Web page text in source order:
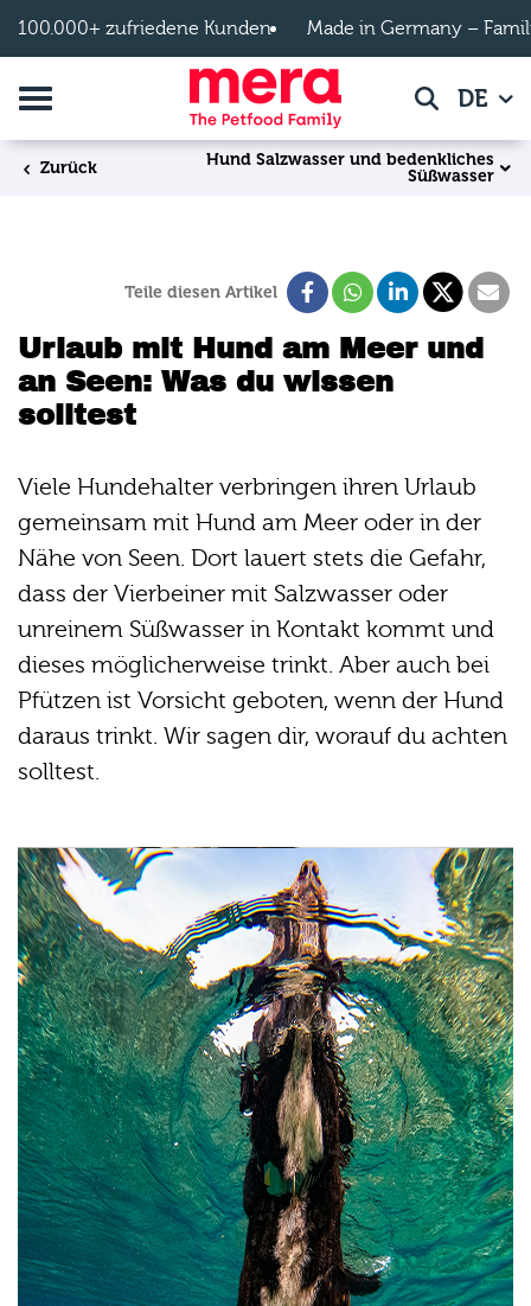
100.000+ zufriedene Kunden Made in Germany –
Navigation umschalten SucheDE
Zurück
Hund Salzwasser und bedenkliches
Süßwasser
Teile diesen Artikel
Urlaub mit Hund am Meer und
an Seen: Was du wissen
solltest
Viele Hundehalter verbringen ihren Urlaub
gemeinsam mit Hund am Meer oder in der
Nähe von Seen. Dort lauert stets die Gefahr,
dass der Vierbeiner mit Salzwasser oder
unreinem Süßwasser in Kontakt kommt und
dieses möglicherweise trinkt. Aber auch bei
Pfützen ist Vorsicht geboten, wenn der Hund
daraus trinkt. Wir sagen dir, worauf du achten
solltest.